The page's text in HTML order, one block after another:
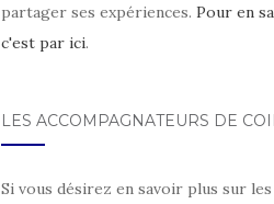
partager ses expériences. Pour en
c'est par ici.
LES ACCOMPAGNATEURS DE
Si vous désirez en savoir plus sur les